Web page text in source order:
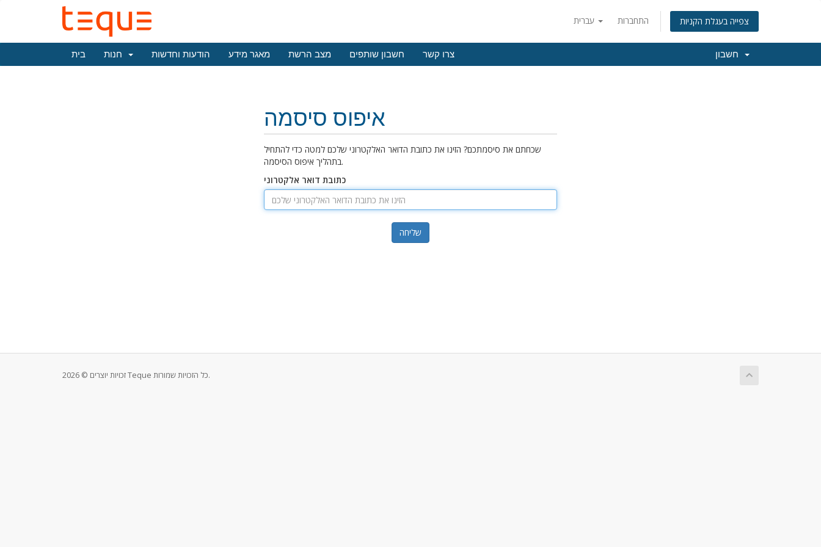
התחברות צפייה בעגלת הקניות
בית הודעות וחדשות מאגר מידע מצב הרשת חשבון שותפים צרו קשר
איפוס סיסמה
שכחתם את סיסמתכם? הזינו את כתובת הדואר האלקטרוני שלכם למטה כדי להתחיל
בתהליך איפוס הסיסמה.
כתובת דואר אלקטרוני
שליחה
זכויות יוצרים © 2026 Teque כל הזכויות שמורות.